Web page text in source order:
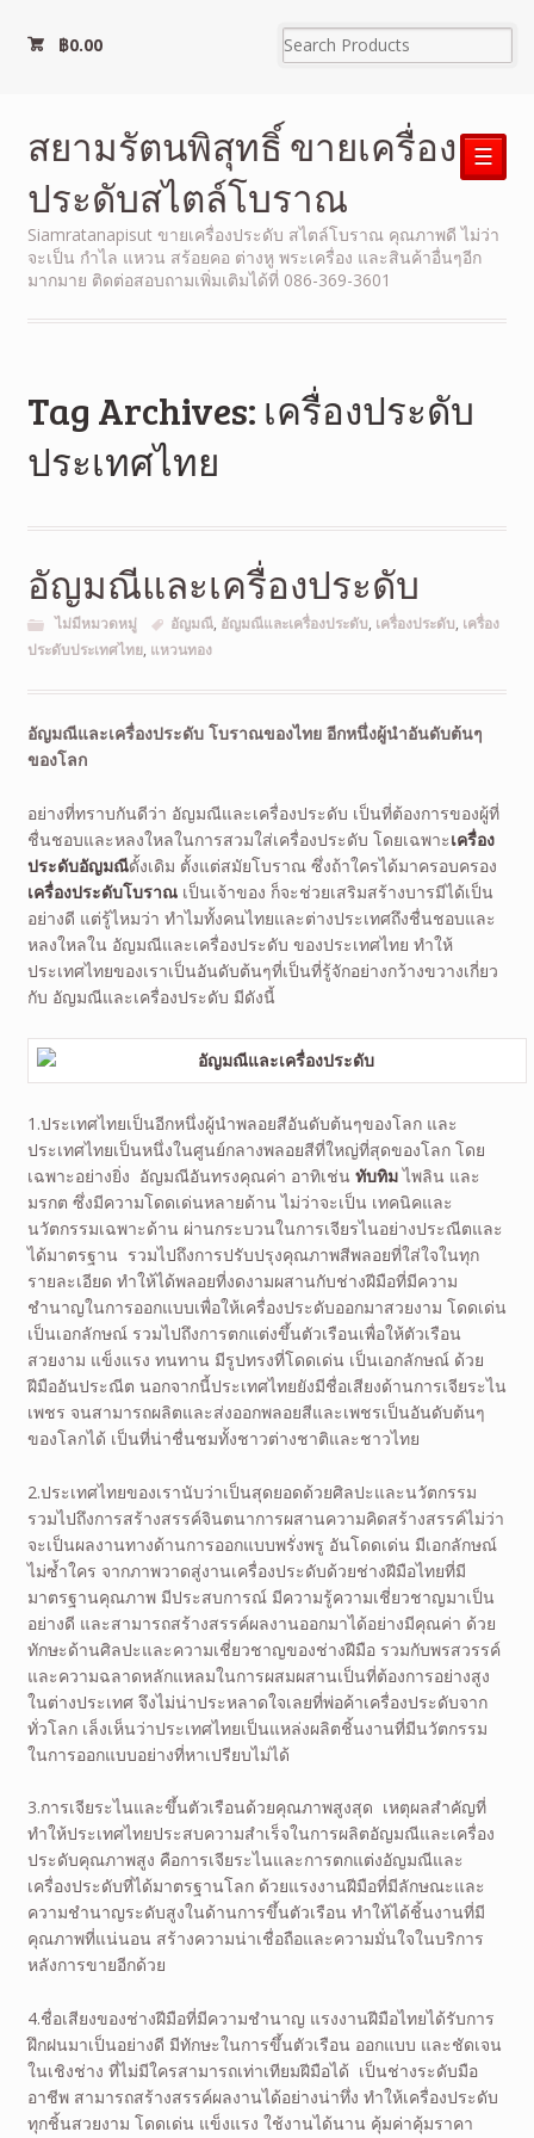
฿0.00
สยามรัตนพิสุทธิ์ ขายเครื่อง
ประดับสไตล์โบราณ
Siamratanapisut ขายเครื่องประดับ สไตล์โบราณ คุณภาพดี ไม่ว่า
จะเป็น กำไล แหวน สร้อยคอ ต่างหู พระเครื่อง และสินค้าอื่นๆอีก
มากมาย ติดต่อสอบถามเพิ่มเติมได้ที่ 086-369-3601
☰
Tag Archives: เครื่องประดับ
ประเทศไทย
อัญมณีและเครื่องประดับ
ไม่มีหมวดหมู่ อัญมณี, อัญมณีและเครื่องประดับ, เครื่องประดับ, เครื่อง
ประดับประเทศไทย, แหวนทอง
อัญมณีและเครื่องประดับ โบราณของไทย อีกหนึ่งผู้นำอันดับต้นๆ
ของโลก
อย่างที่ทราบกันดีว่า อัญมณีและเครื่องประดับ เป็นที่ต้องการของผู้ที่
ชื่นชอบและหลงใหลในการสวมใส่เครื่องประดับ โดยเฉพาะเครื่อง
ประดับอัญมณีดั้งเดิม ตั้งแต่สมัยโบราณ ซึ่งถ้าใครได้มาครอบครอง
เครื่องประดับโบราณเป็นเจ้าของ ก็จะช่วยเสริมสร้างบารมีได้เป็น
อย่างดี แต่รู้ไหมว่า ทำไมทั้งคนไทยและต่างประเทศถึงชื่นชอบและ
หลงใหลใน อัญมณีและเครื่องประดับ ของประเทศไทย ทำให้
ประเทศไทยของเราเป็นอันดับต้นๆที่เป็นที่รู้จักอย่างกว้างขวางเกี่ยว
กับ อัญมณีและเครื่องประดับ มีดังนี้
1.ประเทศไทยเป็นอีกหนึ่งผู้นำพลอยสีอันดับต้นๆของโลก และ
ประเทศไทยเป็นหนึ่งในศูนย์กลางพลอยสีที่ใหญ่ที่สุดของโลก โดย
เฉพาะอย่างยิ่ง อัญมณีอันทรงคุณค่า อาทิเช่น ทับทิมไพลิน และ
มรกต ซึ่งมีความโดดเด่นหลายด้าน ไม่ว่าจะเป็น เทคนิคและ
นวัตกรรมเฉพาะด้าน ผ่านกระบวนในการเจียรไนอย่างประณีตและ
ได้มาตรฐาน รวมไปถึงการปรับปรุงคุณภาพสีพลอยที่ใส่ใจในทุก
รายละเอียด ทำให้ได้พลอยที่งดงามผสานกับช่างฝีมือที่มีความ
ชำนาญในการออกแบบเพื่อให้เครื่องประดับออกมาสวยงาม โดดเด่น
เป็นเอกลักษณ์ รวมไปถึงการตกแต่งขึ้นตัวเรือนเพื่อให้ตัวเรือน
สวยงาม แข็งแรง ทนทาน มีรูปทรงที่โดดเด่น เป็นเอกลักษณ์ ด้วย
ฝีมืออันประณีต นอกจากนี้ประเทศไทยยังมีชื่อเสียงด้านการเจียระไน
เพชร จนสามารถผลิตและส่งออกพลอยสีและเพชรเป็นอันดับต้นๆ
ของโลกได้ เป็นที่น่าชื่นชมทั้งชาวต่างชาติและชาวไทย
2.ประเทศไทยของเรานับว่าเป็นสุดยอดด้วยศิลปะและนวัตกรรม
รวมไปถึงการสร้างสรรค์จินตนาการผสานความคิดสร้างสรรค์ไม่ว่า
จะเป็นผลงานทางด้านการออกแบบพรั่งพรู อันโดดเด่น มีเอกลักษณ์
ไม่ซ้ำใคร จากภาพวาดสู่งานเครื่องประดับด้วยช่างฝีมือไทยที่มี
มาตรฐานคุณภาพ มีประสบการณ์ มีความรู้ความเชี่ยวชาญมาเป็น
อย่างดี และสามารถสร้างสรรค์ผลงานออกมาได้อย่างมีคุณค่า ด้วย
ทักษะด้านศิลปะและความเชี่ยวชาญของช่างฝีมือ รวมกับพรสวรรค์
และความฉลาดหลักแหลมในการผสมผสานเป็นที่ต้องการอย่างสูง
ในต่างประเทศ จึงไม่น่าประหลาดใจเลยที่พ่อค้าเครื่องประดับจาก
ทั่วโลก เล็งเห็นว่าประเทศไทยเป็นแหล่งผลิตชิ้นงานที่มีนวัตกรรม
ในการออกแบบอย่างที่หาเปรียบไม่ได้
3.การเจียระไนและขึ้นตัวเรือนด้วยคุณภาพสูงสุด เหตุผลสำคัญที่
ทำให้ประเทศไทยประสบความสำเร็จในการผลิตอัญมณีและเครื่อง
ประดับคุณภาพสูง คือการเจียระไนและการตกแต่งอัญมณีและ
เครื่องประดับที่ได้มาตรฐานโลก ด้วยแรงงานฝีมือที่มีลักษณะและ
ความชำนาญระดับสูงในด้านการขึ้นตัวเรือน ทำให้ได้ชิ้นงานที่มี
คุณภาพที่แน่นอน สร้างความน่าเชื่อถือและความมั่นใจในบริการ
หลังการขายอีกด้วย
4.ชื่อเสียงของช่างฝีมือที่มีความชำนาญ แรงงานฝีมือไทยได้รับการ
ฝึกฝนมาเป็นอย่างดี มีทักษะในการขึ้นตัวเรือน ออกแบบ และชัดเจน
ในเชิงช่าง ที่ไม่มีใครสามารถเท่าเทียมฝีมือได้ เป็นช่างระดับมือ
อาชีพ สามารถสร้างสรรค์ผลงานได้อย่างน่าทึ่ง ทำให้เครื่องประดับ
ทุกชิ้นสวยงาม โดดเด่น แข็งแรง ใช้งานได้นาน คุ้มค่าคุ้มราคา